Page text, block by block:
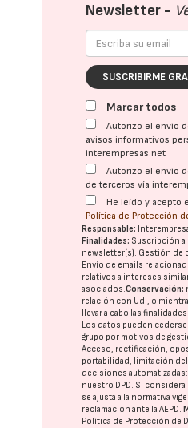
Newsletter -
SUSCRIBIRME
Marcar todos
Autorizo el envío
avisos informativos
interempresas.net
Autorizo el envío
de terceros vía
He leído y acepto
Política de Protección
Responsable:
Finalidades: Suscripción a
newsletter(s). Gestión de
Envío de emails
relativos a intereses
asociados.Conservación:
relación con Ud., o
llevar a cabo las
Los datos pueden cederse
grupo por motivos de
Acceso, rectificación,
portabilidad, limitación
decisiones automatizadas:
nuestro DPD. Si considera
se ajusta a la normativa
reclamación ante laAEPD.
Política de Protección de